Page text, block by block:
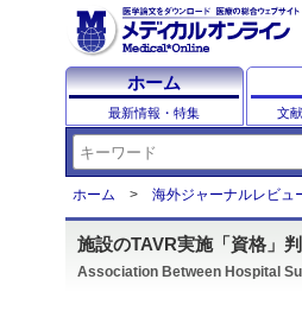
ホーム
最新情報・特集 文
ホーム 海外ジャーナルレビュ
施設のTAVR実施「資格」
Association Between Hospital